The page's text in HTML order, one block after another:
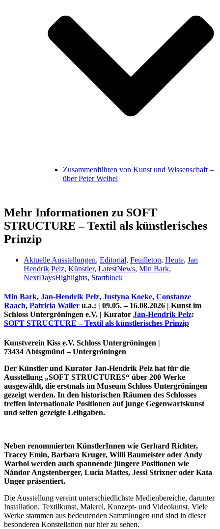
Zusammenführen von Kunst und Wissenschaft –
über Peter Weibel
Buchtipps von Prof. Uli Rothfuss
Harald Schwiers
Mehr Informationen zu SOFT
STRUCTURE – Textil als künstlerisches
Prinzip
Aktuelle Ausstellungen, Editorial, Feuilleton, Heute, Jan
Hendrik Pelz, Künstler, LatestNews, Min Bark,
NextDaysHighlights, Startblock
Min Bark, Jan-Hendrik Pelz, Justyna Koeke, Constanze
Raach, Patricia Waller u.a.: | 09.05. – 16.08.2026 | Kunst im
Schloss Untergröningen e.V. | Kurator Jan-Hendrik Pelz:
SOFT STRUCTURE – Textil als künstlerisches Prinzip
Kunstverein Kiss e.V. Schloss Untergröningen |
73434 Abtsgmünd – Untergröningen
Der Künstler und Kurator Jan-Hendrik Pelz hat für die
Ausstellung „SOFT STRUCTURES“ über 200 Werke
ausgewählt, die erstmals im Museum Schloss Untergröningen
gezeigt werden. In den historischen Räumen des Schlosses
treffen internationale Positionen auf junge Gegenwartskunst
und selten gezeigte Leihgaben.
Neben renommierten KünstlerInnen wie Gerhard Richter,
Tracey Emin, Barbara Kruger, Willi Baumeister oder Andy
Warhol werden auch spannende jüngere Positionen wie
Nándor Angstenberger, Lucia Mattes, Jessi Strixner oder Kata
Unger präsentiert.
Die Ausstellung vereint unterschiedlichste Medienbereiche, darunter
Installation, Textilkunst, Malerei, Konzept- und Videokunst. Viele
Werke stammen aus bedeutenden Sammlungen und sind in dieser
besonderen Konstellation nur hier zu sehen.